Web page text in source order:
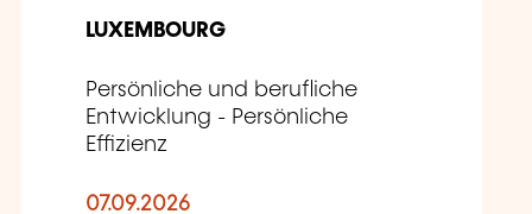
LUXEMBOURG
Persönliche und berufliche
Entwicklung - Persönliche
Effizienz
07.09.2026